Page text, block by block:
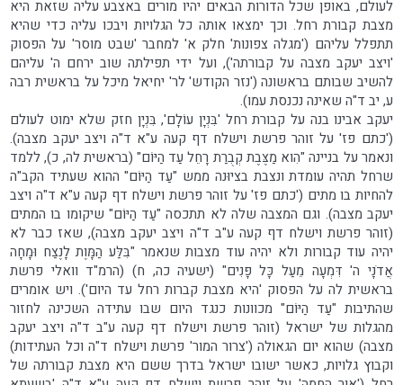
לעולם, באופן שכל הדורות הבאים יהיו מורים באצבע עליה שזאת היא
מצבת קבורת רחל. וכך ימצאו אותה כל הגלויות ויבכו עליה כדי שהיא
תתפלל עליהם ('מגלה צפונות' חלק א' למחבר 'שבט מוסר' על הפסוק
'ויצב יעקב מצבה על קבורתה'), ועל ידי תפילתה שוב ירחם ה' עליהם
להשיב שבותם בראשונה ('נזר הקודש' לר' יחיאל מיכל על בראשית רבה
ע, יב ד"ה שאינה נכנסת עמו).
יעקב אבינו בנה על קבורת רחל 'בִּנְיָן עוֹלָם', בִּנְיָן חזק שלא ימוט לעולם
('כתם פז' על זוהר פרשת וישלח דף קעה ע"א ד"ה ויצב יעקב מצבה).
ונאמר על בניינה "הִוא מַצֶּבֶת קְבֻרַת רָחֵל עַד הַיּוֹם" (בראשית לה, כ), ללמד
שרחל תהיה עומדת ונצבת בציוּנה ממש "עַד הַיּוֹם" ההוא שעתיד הקב"ה
להחיות בו מתים ('כתם פז' על זוהר פרשת וישלח דף קעה ע"א ד"ה ויצב
יעקב מצבה). וגם המצבה שלה לא תתכסה "עַד הַיּוֹם" שיקומו בו המתים
(זוהר פרשת וישלח דף קעה ע"ב ד"ה ויצב יעקב מצבה), שאז כבר לא
יהיה עוד קבורות ולא יהיה עוד מצבות שנאמר "בִּלַּע הַמָּוֶת לָנֶצַח וּמָחָה
אֲדֹנָי ה' דִּמְעָה מֵעַל כָּל פָּנִים" (ישעיה כה, ח) (הרמ"ד וואלי פרשת
בראשית לה על הפסוק 'היא מצבת קברות רחל עד היום'). ויש אומרים
שהתיבות "עַד הַיּוֹם" מכוונות כנגד היום שבו עתידה השכינה לחזור
מהגלות של ישראל (זוהר פרשת וישלח דף קעה ע"ב ד"ה ויצב יעקב
מצבה) שהוא יום הגאולה ('צרור המור' פרשת וישלח ד"ה וכל העתידות)
וקבוץ גלויות, כאשר ישובו ישראל בדרך ששם היא מצבת קבורתה של